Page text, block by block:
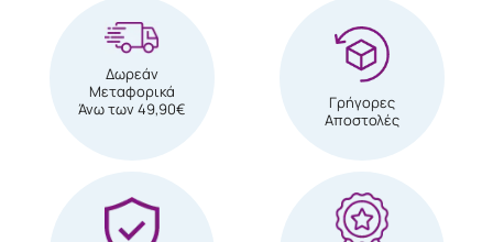
Δωρεάν
Μεταφορικά
Άνω των 49,90€
Γρήγορες
Αποστολές